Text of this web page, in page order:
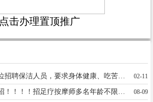
点击办理置顶推广
红星街机关单位招聘保洁人员，要求身体健康、吃苦耐劳、服从分配。18903199260 02-11
08-09